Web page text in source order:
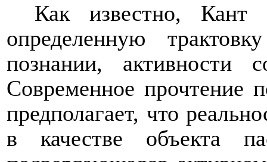
Как известно,
определенную
познании, активности
Современное прочтение
предполагает, что
в качестве объекта